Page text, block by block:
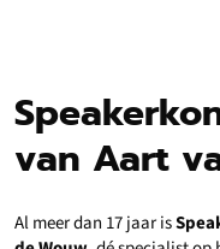
van Aart
Al meer dan 17 jaar is